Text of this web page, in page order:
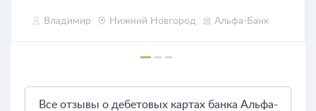
Владимир Нижний Новгород Альфа-Банк
Все отзывы о дебетовых картах банка Альфа-